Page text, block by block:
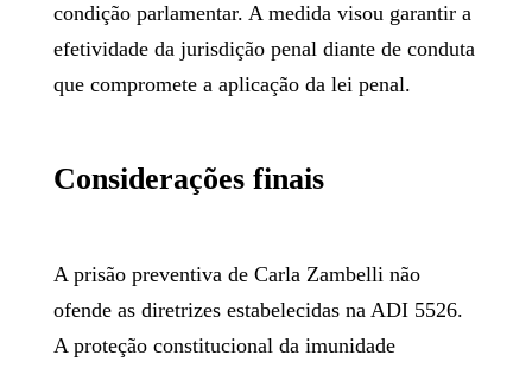
condição parlamentar. A medida visou garantir a
efetividade da jurisdição penal diante de conduta
que compromete a aplicação da lei penal.
Considerações finais
A prisão preventiva de Carla Zambelli não
ofende as diretrizes estabelecidas na ADI 5526.
A proteção constitucional da imunidade